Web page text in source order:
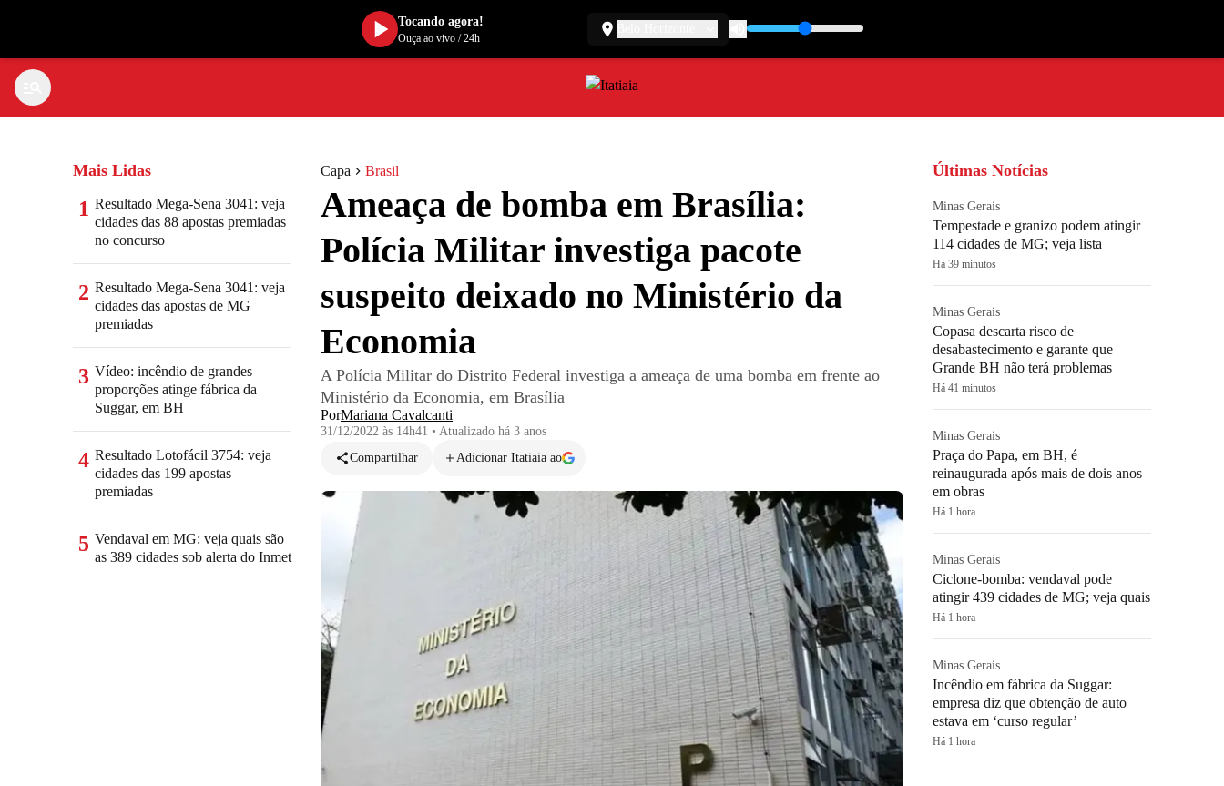
Capa Brasil
Ameaça de bomba em Brasília:
Polícia Militar investiga pacote
suspeito deixado no Ministério da
Economia
A Polícia Militar do Distrito Federal investiga a ameaça de uma bomba em frente ao
Ministério da Economia, em Brasília
PorMariana Cavalcanti
31/12/2022 às 14h41 • Atualizado há 3 anos
Compartilhar
Adicionar Itatiaia ao
Mais Lidas
1 Resultado Mega-Sena 3041: veja
cidades das 88 apostas premiadas
no concurso
2 Resultado Mega-Sena 3041: veja
cidades das apostas de MG
premiadas
3 Vídeo: incêndio de grandes
proporções atinge fábrica da
Suggar, em BH
4 Resultado Lotofácil 3754: veja
cidades das 199 apostas
premiadas
5 Vendaval em MG: veja quais são
as 389 cidades sob alerta do Inmet
Últimas Notícias
Minas Gerais
Tempestade e granizo podem atingir
114 cidades de MG; veja lista
Há 39 minutos
Minas Gerais
Copasa descarta risco de
desabastecimento e garante que
Grande BH não terá problemas
Há 41 minutos
Minas Gerais
Praça do Papa, em BH, é
reinaugurada após mais de dois anos
em obras
Há 1 hora
Minas Gerais
Ciclone-bomba: vendaval pode
atingir 439 cidades de MG; veja quais
Há 1 hora
Minas Gerais
Incêndio em fábrica da Suggar:
empresa diz que obtenção de auto
estava em ‘curso regular’
Há 1 hora
Tocando agora!
Ouça ao vivo/24h